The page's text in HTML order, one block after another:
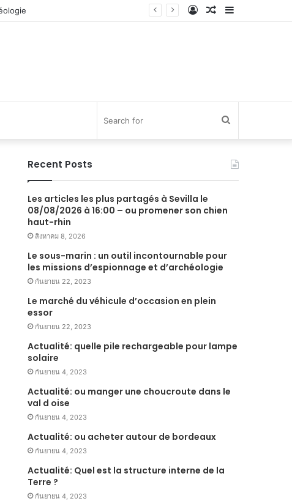
Sidebar
Random
Log
Recent Posts
Les articles les plus partagés à Sevilla le
08/08/2026 à 16:00 – ou promener son chien
haut-rhin
สิงหาคม 8, 2026
Le sous-marin : un outil incontournable pour
les missions d’espionnage et d’archéologie
กันยายน 22, 2023
Le marché du véhicule d’occasion en plein
essor
กันยายน 22, 2023
Actualité: quelle pile rechargeable pour lampe
solaire
กันยายน 4, 2023
Actualité: ou manger une choucroute dans le
val d oise
กันยายน 4, 2023
Actualité: ou acheter autour de bordeaux
กันยายน 4, 2023
Actualité: Quel est la structure interne de la
Terre ?
กันยายน 4, 2023